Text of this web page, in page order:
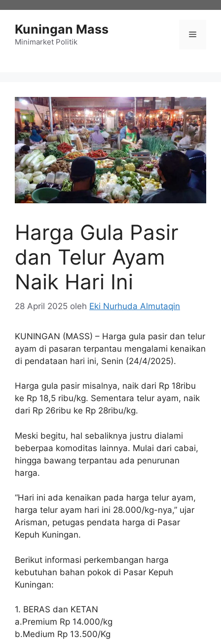
Kuningan Mass
Minimarket Politik
Menu
Harga Gula Pasir
dan Telur Ayam
Naik Hari Ini
28 April 2025 oleh Eki Nurhuda Almutaqin
KUNINGAN (MASS) – Harga gula pasir dan telur
ayam di pasaran terpantau mengalami kenaikan
di pendataan hari ini, Senin (24/4/2025).
Harga gula pasir misalnya, naik dari Rp 18ribu
ke Rp 18,5 ribu/kg. Sementara telur ayam, naik
dari Rp 26ribu ke Rp 28ribu/kg.
Meski begitu, hal sebaliknya justru dialami
beberpaa komoditas lainnya. Mulai dari cabai,
hingga bawang terpantau ada penurunan
harga.
“Hari ini ada kenaikan pada harga telur ayam,
harga telur ayam hari ini 28.000/kg-nya,” ujar
Arisman, petugas pendata harga di Pasar
Kepuh Kuningan.
Berikut informasi perkembangan harga
kebutuhan bahan pokok di Pasar Kepuh
Kuningan:
1. BERAS dan KETAN
a.Premium Rp 14.000/kg
b.Medium Rp 13.500/Kg